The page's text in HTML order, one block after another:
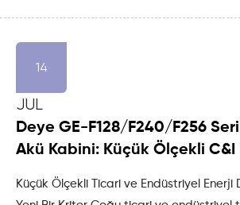
14
JUL
Deye GE-F128/F240/F256
Akü Kabini: Küçük Ölçekli C&I
Küçük Ölçekli Ticari ve Endüstriyel